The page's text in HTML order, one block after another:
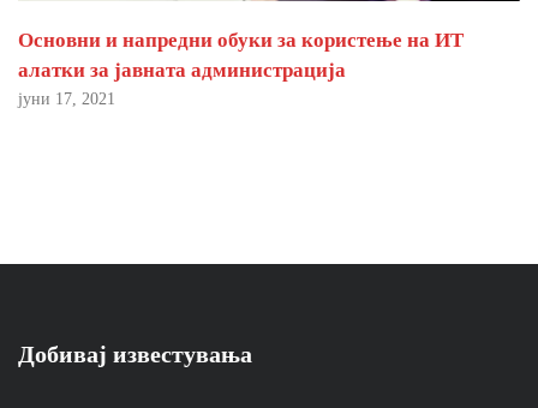
Основни и напредни обуки за користење на ИТ
алатки за јавната администрација
јуни 17, 2021
Добивај известувања